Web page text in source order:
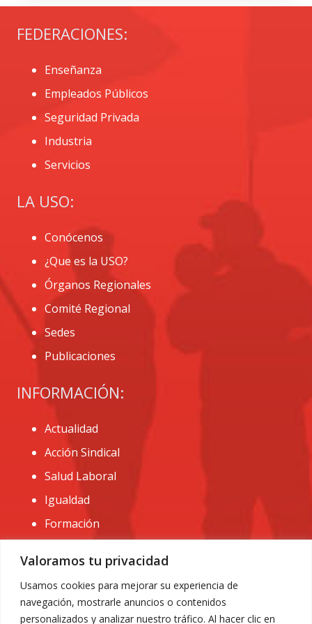
Valoramos tu privacidad
Usamos cookies para mejorar su experiencia de
navegación, mostrarle anuncios o contenidos
personalizados y analizar nuestro tráfico. Al hacer clic en
FEDERACIONES:
Enseñanza
Empleados Públicos
Seguridad Privada
Industria
Servicios
LA USO:
Conócenos
¿Que es la USO?
Órganos Regionales
Comité Regional
Sedes
Publicaciones
INFORMACIÓN:
Actualidad
Acción Sindical
Salud Laboral
Igualdad
Formación
CONTACTO:
administracion@usomurcia.org
968 25 01 20